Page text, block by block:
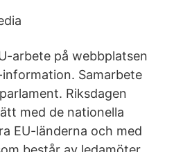
arbete på webbplatsen
Samarbete
Riksdagen
med de nationella
EU-länderna och med